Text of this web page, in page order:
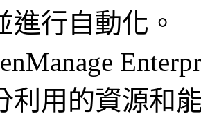
進行自動化。
利用的資源和